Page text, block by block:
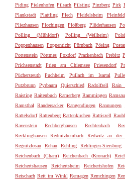
Piding Pielenhofen Pilsach Pilsting Pinzberg Pirk
Plankstadt
Plattling Plech Pleidelsheim Pleinfeld
Pliezhausen
Plochingen Plößberg Plüderhausen
Polling (Mühldorf)
Polling (Weilheim)
Poppenhausen Poppenricht Pörnbach Pösing
Pottenstein Pöttmes Poxdorf Prackenbach Prebitz
Prichsenstadt
Prien am Chiemsee Priesendorf
Püchersreuth
Puchheim Pullach im Isartal
Putzbrunn
Pyrbaum Quierschied Radolfzell Rain
Raisting Raitenbuch Ramerberg Rammingen
Ramsthal
Randersacker Rangendingen Rannungen
Rattelsdorf Rattenberg Rattenkirchen Rattiszell
Ravenstein
Rechberghausen Rechtenbach
Recklinghausen
Rednitzhembach Redwitz an der
Regnitzlosau
Rehau Rehling Rehlingen-Siersburg
Reichenbach (Cham)
Reichenbach (Kronach)
Reichertshausen
Reichertsheim Reichertshofen
Reischach Reit im Winkl Remagen Remchingen